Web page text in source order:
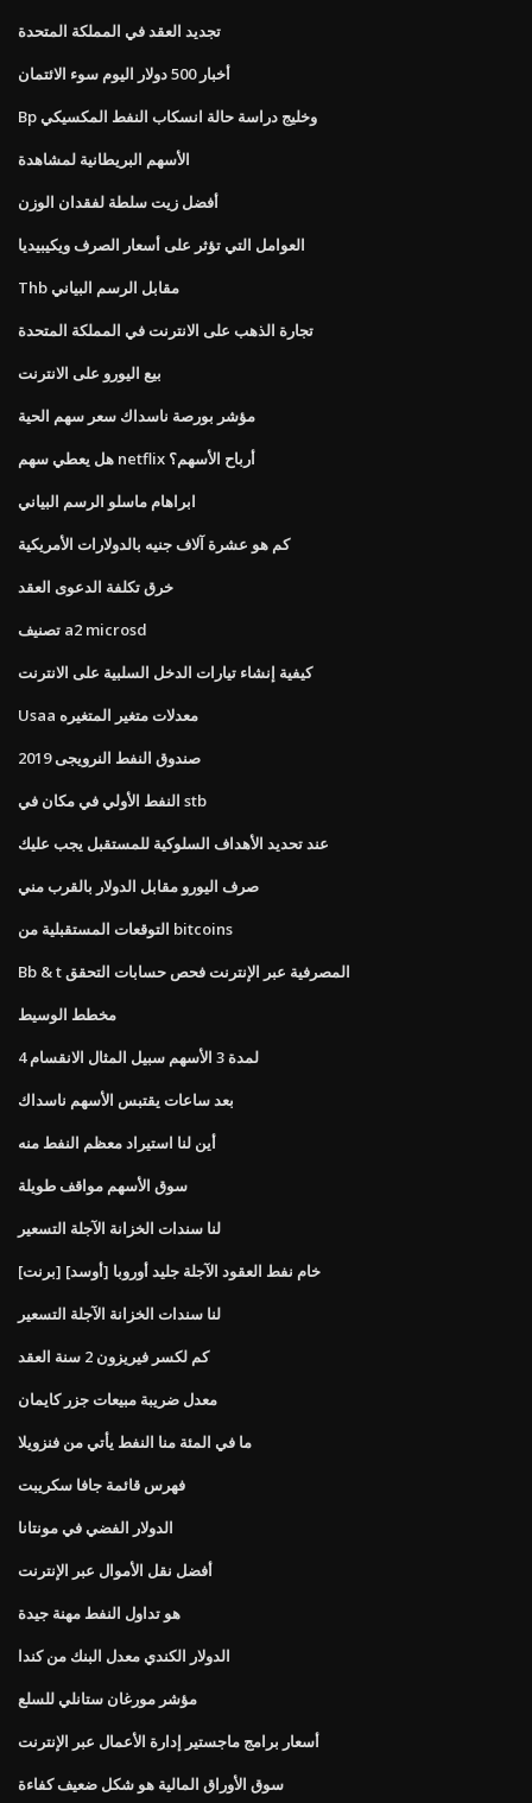
تجديد العقد في المملكة المتحدة
أخبار 500 دولار اليوم سوء الائتمان
Bp وخليج دراسة حالة انسكاب النفط المكسيكي
الأسهم البريطانية لمشاهدة
أفضل زيت سلطة لفقدان الوزن
العوامل التي تؤثر على أسعار الصرف ويكيبيديا
Thb مقابل الرسم البياني
تجارة الذهب على الانترنت في المملكة المتحدة
بيع اليورو على الانترنت
مؤشر بورصة ناسداك سعر سهم الحية
هل يعطي سهم netflix أرباح الأسهم؟
ابراهام ماسلو الرسم البياني
كم هو عشرة آلاف جنيه بالدولارات الأمريكية
خرق تكلفة الدعوى العقد
تصنيف a2 microsd
كيفية إنشاء تيارات الدخل السلبية على الانترنت
Usaa معدلات متغير المتغيره
صندوق النفط النرويجى 2019
النفط الأولي في مكان في stb
عند تحديد الأهداف السلوكية للمستقبل يجب عليك
صرف اليورو مقابل الدولار بالقرب مني
التوقعات المستقبلية من bitcoins
Bb & t المصرفية عبر الإنترنت فحص حسابات التحقق
مخطط الوسيط
4 لمدة 3 الأسهم سبيل المثال الانقسام
بعد ساعات يقتبس الأسهم ناسداك
أين لنا استيراد معظم النفط منه
سوق الأسهم مواقف طويلة
لنا سندات الخزانة الآجلة التسعير
[برنت] خام نفط العقود الآجلة جليد أوروبا [أوسد]
لنا سندات الخزانة الآجلة التسعير
كم لكسر فيريزون 2 سنة العقد
معدل ضريبة مبيعات جزر كايمان
ما في المئة منا النفط يأتي من فنزويلا
فهرس قائمة جافا سكريبت
الدولار الفضي في مونتانا
أفضل نقل الأموال عبر الإنترنت
هو تداول النفط مهنة جيدة
الدولار الكندي معدل البنك من كندا
مؤشر مورغان ستانلي للسلع
أسعار برامج ماجستير إدارة الأعمال عبر الإنترنت
سوق الأوراق المالية هو شكل ضعيف كفاءة